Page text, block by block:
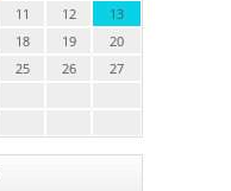
11 12
13
18 19
20
25 26
27